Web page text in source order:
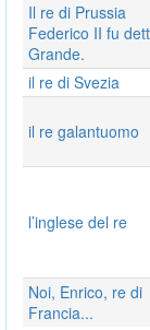
Il re di Prussia
Federico II fu
Grande.
il re di Svezia
il re galantuomo
l’inglese del re
Noi, Enrico, re di
Francia...